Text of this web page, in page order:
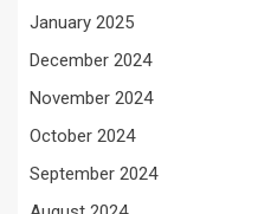
January 2025
December 2024
November 2024
October 2024
September 2024